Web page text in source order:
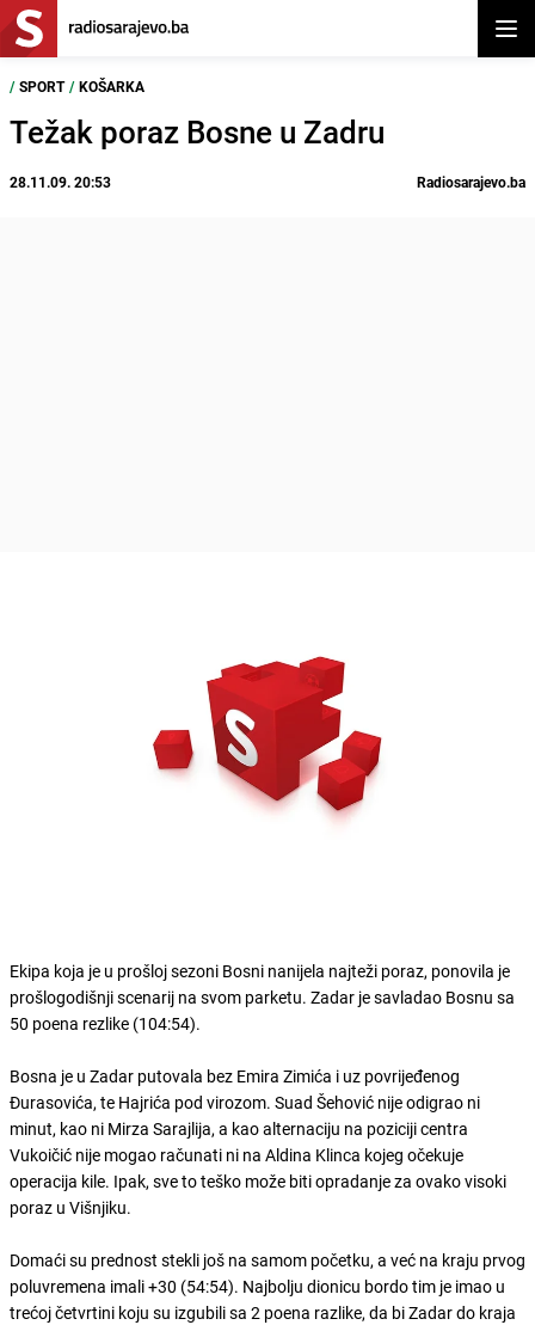
/ SPORT / KOŠARKA
Težak poraz Bosne u Zadru
28.11.09. 20:53 Radiosarajevo.ba
Ekipa koja je u prošloj sezoni Bosni nanijela najteži poraz, ponovila je
prošlogodišnji scenarij na svom parketu. Zadar je savladao Bosnu sa
50 poena rezlike (104:54).
Bosna je u Zadar putovala bez Emira Zimića i uz povrijeđenog
Đurasovića, te Hajrića pod virozom. Suad Šehović nije odigrao ni
minut, kao ni Mirza Sarajlija, a kao alternaciju na poziciji centra
Vukoičić nije mogao računati ni na Aldina Klinca kojeg očekuje
operacija kile. Ipak, sve to teško može biti opradanje za ovako visoki
poraz u Višnjiku.
Domaći su prednost stekli još na samom početku, a već na kraju prvog
poluvremena imali +30 (54:54). Najbolju dionicu bordo tim je imao u
trećoj četvrtini koju su izgubili sa 2 poena razlike, da bi Zadar do kraja